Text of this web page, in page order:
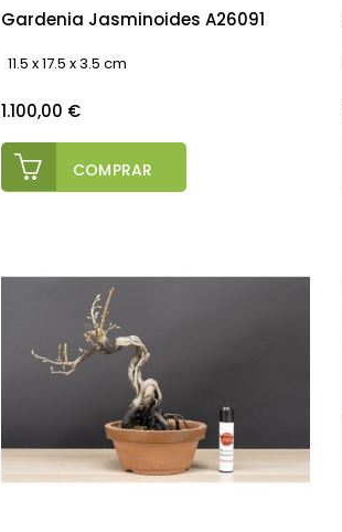
Gardenia Jasminoides A26091
11.5 x 17.5 x 3.5 cm
Precio
1.100,00 €
COMPRAR